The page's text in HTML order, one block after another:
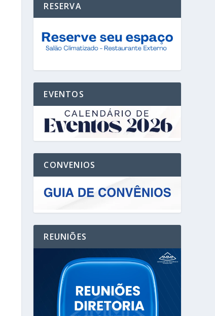
RESERVA
EVENTOS
CONVENIOS
REUNIÕES